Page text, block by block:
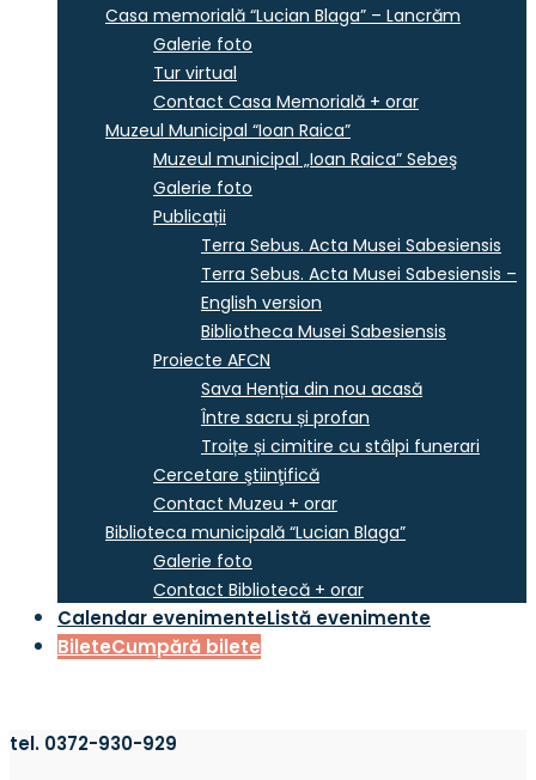
Casa memorială “Lucian Blaga” – Lancrăm
Galerie foto
Tur virtual
Contact Casa Memorială + orar
Muzeul Municipal “Ioan Raica”
Muzeul municipal „Ioan Raica” Sebeş
Galerie foto
Publicații
Terra Sebus. Acta Musei Sabesiensis
Terra Sebus. Acta Musei Sabesiensis –
English version
Bibliotheca Musei Sabesiensis
Proiecte AFCN
Sava Henția din nou acasă
Între sacru și profan
Troițe și cimitire cu stâlpi funerari
Cercetare ştiinţifică
Contact Muzeu + orar
Biblioteca municipală “Lucian Blaga”
Galerie foto
Contact Bibliotecă + orar
Calendar evenimenteListă evenimente
BileteCumpără bilete
tel. 0372-930-929